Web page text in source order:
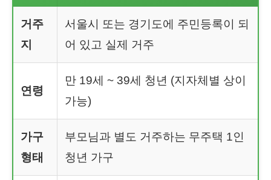
거주
지
서울시 또는 경기도에 주민등록이 되
어 있고 실제 거주
연령
만 19세 ~ 39세 청년 (지자체별 상이
가능)
가구
형태
부모님과 별도 거주하는 무주택 1인
청년 가구